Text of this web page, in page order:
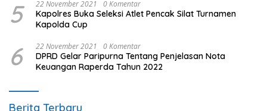
5 22 November 2021 0 Komentar
Kapolres Buka Seleksi Atlet Pencak Silat Turnamen
Kapolda Cup
6 22 November 2021 0 Komentar
DPRD Gelar Paripurna Tentang Penjelasan Nota
Keuangan Raperda Tahun 2022
Berita Terbaru